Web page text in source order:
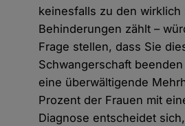
keinesfalls zu den wirklich
Behinderungen zählt –
Frage stellen, dass Sie
Schwangerschaft
eine überwältigende
Prozent der Frauen mit
Diagnose entscheidet